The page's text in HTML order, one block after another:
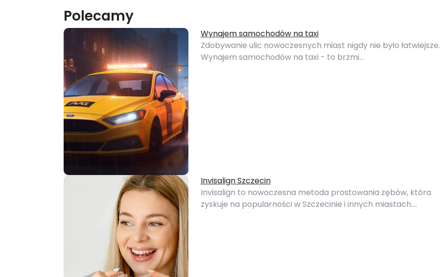
Polecamy
Wynajem samochodów na taxi
Zdobywanie ulic nowoczesnych miast nigdy nie było łatwiejsze.
Wynajem samochodów na taxi - to brzmi…
Invisalign Szczecin
Invisalign to nowoczesna metoda prostowania zębów, która
zyskuje na popularności w Szczecinie i innych miastach.…